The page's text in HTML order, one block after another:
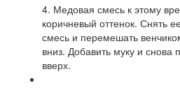
4. Медовая смесь к этому
коричневый оттенок. Снять
смесь и перемешать
вниз. Добавить муку и
вверх.